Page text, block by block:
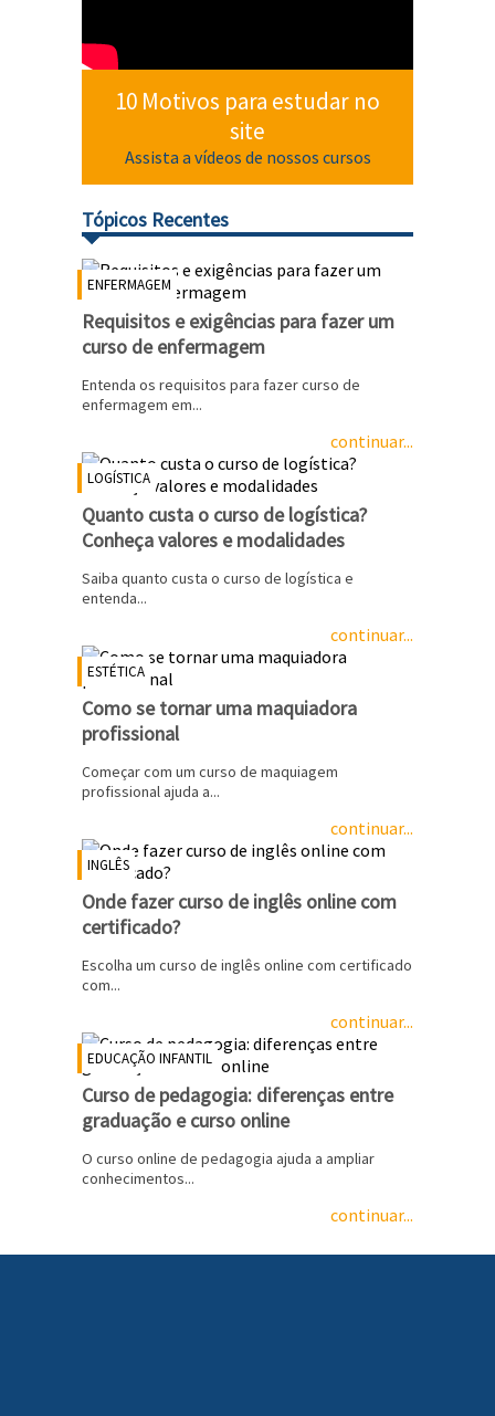
10 Motivos para estudar no
site
Assista a vídeos de nossos cursos
Tópicos Recentes
ENFERMAGEM
Requisitos e exigências para fazer um
curso de enfermagem
Entenda os requisitos para fazer curso de
enfermagem em...
continuar...
LOGÍSTICA
Quanto custa o curso de logística?
Conheça valores e modalidades
Saiba quanto custa o curso de logística e
entenda...
continuar...
ESTÉTICA
Como se tornar uma maquiadora
profissional
Começar com um curso de maquiagem
profissional ajuda a...
continuar...
INGLÊS
Onde fazer curso de inglês online com
certificado?
Escolha um curso de inglês online com certificado
com...
continuar...
EDUCAÇÃO INFANTIL
Curso de pedagogia: diferenças entre
graduação e curso online
O curso online de pedagogia ajuda a ampliar
conhecimentos...
continuar...